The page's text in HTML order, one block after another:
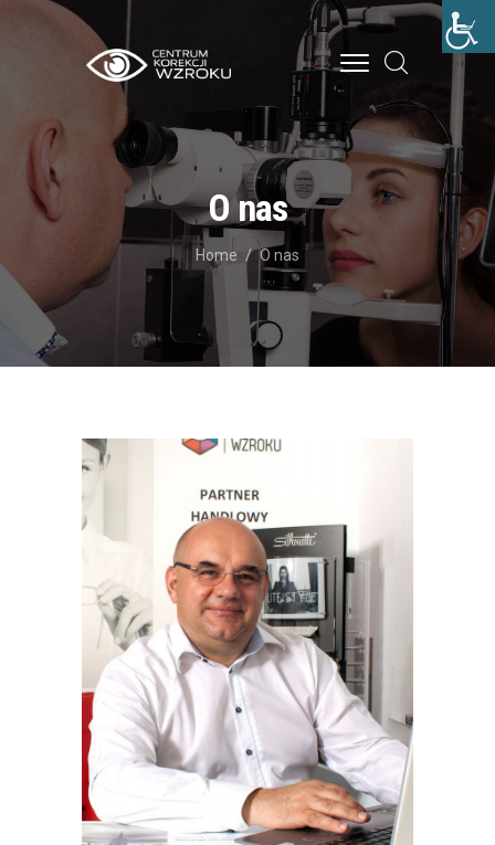
O nas
Home O nas
STRONA GŁÓWNA
O NAS
LECZENIE
CENNIK
KONTAKT